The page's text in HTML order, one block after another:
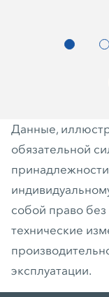
Данные,
обязательной
собой право
технические
эксплуатации.